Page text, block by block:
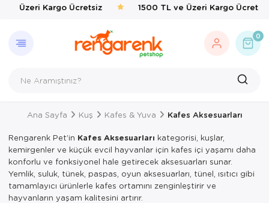
Üzeri Kargo Ücretsiz 1500 TL ve Üzeri Kargo Ücretsiz
0
GERI DÖN
Kedi
KEDI
Kedi Taşıma
Kedi Kumları
Kedi Hijyen &
Kedi
KÖPEK
Kedi
Köpek
Köpek Hijyen
Köpek
KUŞ
Kafes & Yuva
Yem & Kraker
Yemlik &
Evcil Hayvan
EVCIL
Kedi Mama &
Balık
BALIK
Balık Yemleri
Kaplumbağa
Yemler & Ek
Kemirgen
Bakım &
ÇEVRE
Haşere
Ana Sayfa Kuş Kafes & Yuva Kafes Aksesuarları
Rengarenk Pet’in Kafes Aksesuarları kategorisi, kuşlar,
kemirgenler ve küçük evcil hayvanlar için kafes içi yaşamı daha
konforlu ve fonksiyonel hale getirecek aksesuarları sunar.
Yemlik, suluk, tünek, paspas, oyun aksesuarları, tünel, ısıtıcı gibi
tamamlayıcı ürünlerle kafes ortamını zenginleştirir ve
hayvanların yaşam kalitesini artırır.